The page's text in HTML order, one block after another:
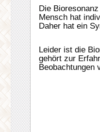
Die
Mensch hat
Daher hat ein
Leider ist die
gehört zur
Beobachtungen